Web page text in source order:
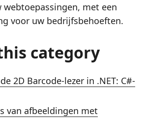
met een
voor uw bedrijfsbehoeften.
category
2D Barcode-lezer in .NET: C#-
van afbeeldingen met